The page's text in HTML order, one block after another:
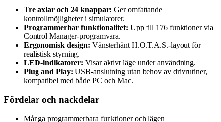
Tre axlar och 24 knappar: Ger omfattande
kontrollmöjligheter i simulatorer.
Programmerbar funktionalitet: Upp till 176 funktioner via
Control Manager-programvara.
Ergonomisk design: Vänsterhänt H.O.T.A.S.-layout för
realistisk styrning.
LED-indikatorer: Visar aktivt läge under användning.
Plug and Play: USB-anslutning utan behov av drivrutiner,
kompatibel med både PC och Mac.
Fördelar och nackdelar
Många programmerbara funktioner och lägen